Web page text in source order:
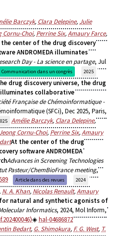
Barczyk, Clara Delepine, Julie
Cornu-Choi, Perrine Six,Amaury Farce,
center of the drug discovery
ANDROMEDA illuminates
Day - La science en partage, Jul
Communication dans un congrès 2025
drug discovery universe, the drug
illuminates collaborative
Française de Chémoinformatique -
(SFCi), Dec 2025, Paris,
Amélie Barczyk, Clara Delepine,
Cornu-Choi, Perrine Six,Amaury
At the center of the drug
software ANDROMEDA
Advances in Screening Technologies
Pasteur/ChemBioFrance meeting,
Article dans des revues 2024
N. A. Khan, Nicolas Renault,Amaury
natural and synthetic agonists of
Informatics, 2024, Mol Inform,
hal-04686872
Bedart, G. Shimokura, F. G. West, T.